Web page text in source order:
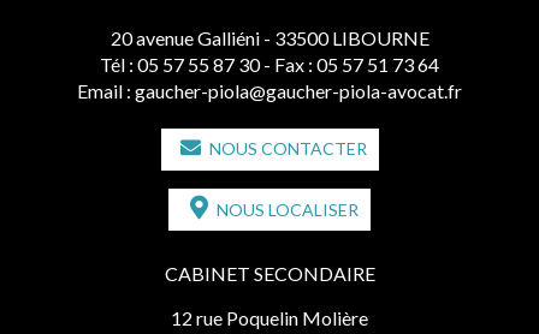
20 avenue Galliéni - 33500 LIBOURNE
Tél : 05 57 55 87 30 - Fax : 05 57 51 73 64
Email : gaucher-piola@gaucher-piola-avocat.fr
NOUS CONTACTER
NOUS LOCALISER
CABINET SECONDAIRE
12 rue Poquelin Molière